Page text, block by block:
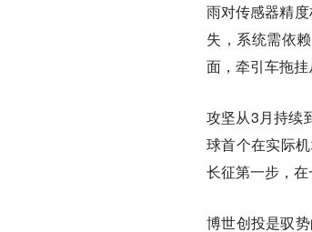
雨对传感器精
失，系统需依
面，牵引车拖
攻坚从3月持续
球首个在实际
长征第一步，
博世创投是驭